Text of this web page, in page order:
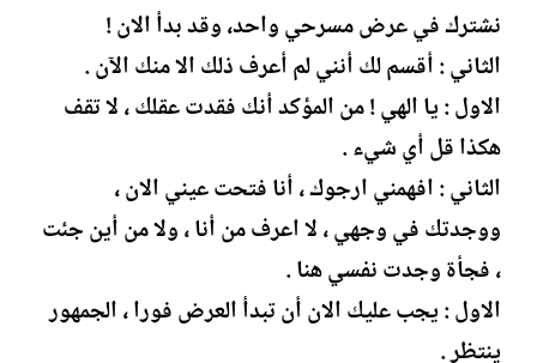
نشترك في عرض مسرحي واحد، وقد بدأ الان !
الثاني : أقسم لك أنني لم أعرف ذلك الا منك الآن .
الاول : يا الهي ! من المؤكد أنك فقدت عقلك ، لا تقف
هكذا قل أي شيء .
الثاني : افهمني ارجوك ، أنا فتحت عيني الان ،
ووجدتك في وجهي ، لا اعرف من أنا ، ولا من أين جئت
، فجأة وجدت نفسي هنا .
الاول : يجب عليك الان أن تبدأ العرض فورا ، الجمهور
ينتظر .